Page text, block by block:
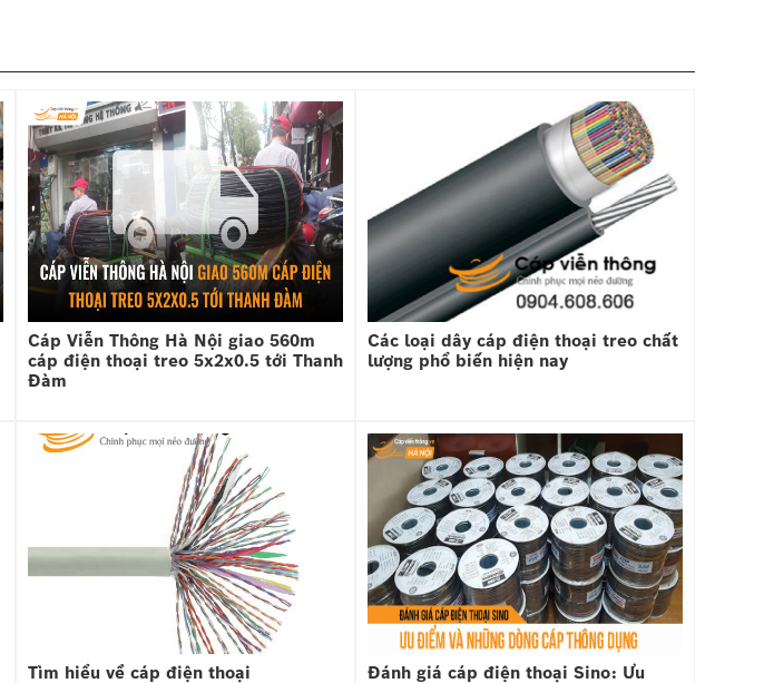
Cáp Viễn Thông Hà Nội giao 560m
cáp điện thoại treo 5x2x0.5 tới Thanh
Đàm
Các loại dây cáp điện thoại treo chất
lượng phổ biến hiện nay
Tìm hiểu về cáp điện thoại
Đánh giá cáp điện thoại Sino: Ưu